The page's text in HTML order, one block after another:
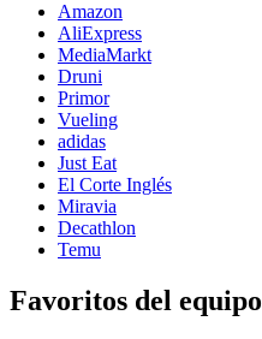
Amazon
AliExpress
MediaMarkt
Druni
Primor
Vueling
adidas
Just Eat
El Corte Inglés
Miravia
Decathlon
Temu
Favoritos del equipo